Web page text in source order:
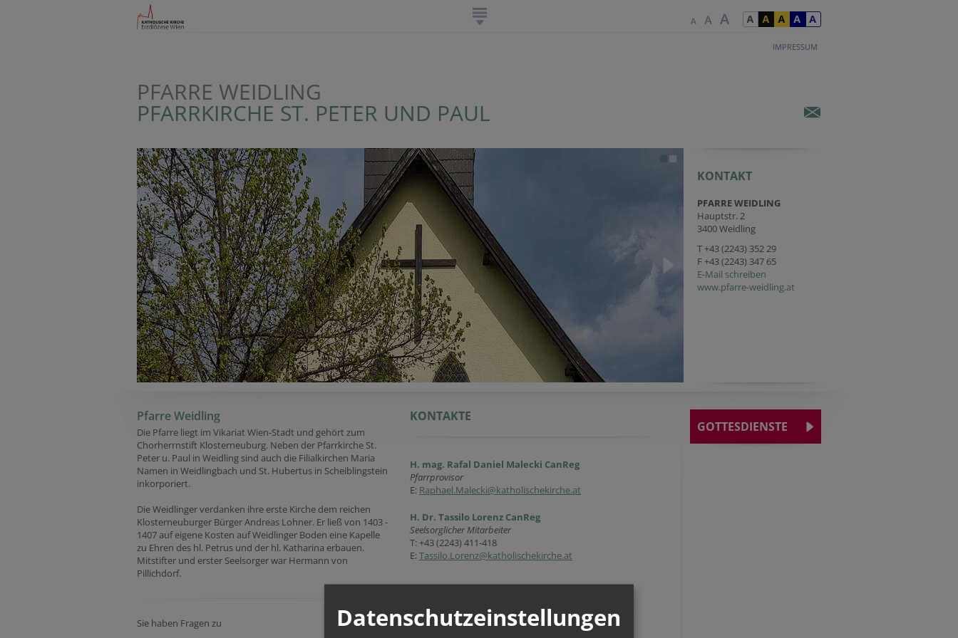
IMPRESSUM
PFARRE WEIDLING
PFARRKIRCHE ST. PETER UND PAUL
KONTAKT
PFARRE WEIDLING
Hauptstr. 2
3400 Weidling
T+43 (2243) 352 29
F +43 (2243) 347 65
E-Mail schreiben
www.pfarre-weidling.at
Pfarre Weidling
Die Pfarre liegt im Vikariat Wien-Stadt und gehört zum
Chorherrnstift Klosterneuburg. Neben der Pfarrkirche St.
Peter u. Paul in Weidling sind auch die Filialkirchen Maria
Namen in Weidlingbach und St. Hubertus in Scheiblingstein
inkorporiert.
Die Weidlinger verdanken ihre erste Kirche dem reichen
Klosterneuburger Bürger Andreas Lohner. Er ließ von 1403 -
1407 auf eigene Kosten auf Weidlinger Boden eine Kapelle
zu Ehren des hl. Petrus und der hl. Katharina erbauen.
Mitstifter und erster Seelsorger war Hermann von
Pillichdorf.
Sie haben Fragen zu
KONTAKTE
H. mag. Rafal Daniel Malecki CanReg
Pfarrprovisor
E: Raphael.Malecki@katholischekirche.at
H. Dr. Tassilo Lorenz CanReg
Seelsorglicher Mitarbeiter
T:+43 (2243) 411-418
E:Tassilo.Lorenz@katholischekirche.at
Öffnungszeiten
GOTTESDIENSTE
Datenschutzeinstellungen